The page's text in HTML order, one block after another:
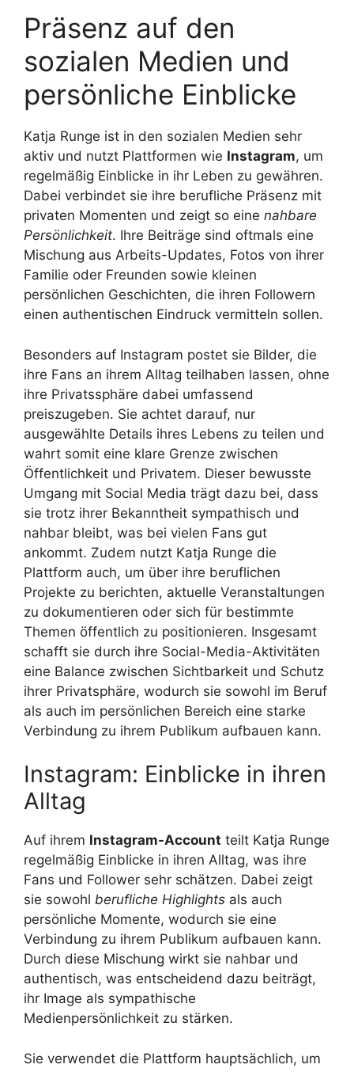
Präsenz auf den
sozialen Medien und
persönliche Einblicke
Katja Runge ist in den sozialen Medien sehr
aktiv und nutzt Plattformen wie Instagram, um
regelmäßig Einblicke in ihr Leben zu gewähren.
Dabei verbindet sie ihre berufliche Präsenz mit
privaten Momenten und zeigt so eine nahbare
Persönlichkeit. Ihre Beiträge sind oftmals eine
Mischung aus Arbeits-Updates, Fotos von ihrer
Familie oder Freunden sowie kleinen
persönlichen Geschichten, die ihren Followern
einen authentischen Eindruck vermitteln sollen.
Besonders auf Instagram postet sie Bilder, die
ihre Fans an ihrem Alltag teilhaben lassen, ohne
ihre Privatssphäre dabei umfassend
preiszugeben. Sie achtet darauf, nur
ausgewählte Details ihres Lebens zu teilen und
wahrt somit eine klare Grenze zwischen
Öffentlichkeit und Privatem. Dieser bewusste
Umgang mit Social Media trägt dazu bei, dass
sie trotz ihrer Bekanntheit sympathisch und
nahbar bleibt, was bei vielen Fans gut
ankommt. Zudem nutzt Katja Runge die
Plattform auch, um über ihre beruflichen
Projekte zu berichten, aktuelle Veranstaltungen
zu dokumentieren oder sich für bestimmte
Themen öffentlich zu positionieren. Insgesamt
schafft sie durch ihre Social-Media-Aktivitäten
eine Balance zwischen Sichtbarkeit und Schutz
ihrer Privatsphäre, wodurch sie sowohl im Beruf
als auch im persönlichen Bereich eine starke
Verbindung zu ihrem Publikum aufbauen kann.
Instagram: Einblicke in ihren
Alltag
Auf ihrem Instagram-Account teilt Katja Runge
regelmäßig Einblicke in ihren Alltag, was ihre
Fans und Follower sehr schätzen. Dabei zeigt
sie sowohl berufliche Highlights als auch
persönliche Momente, wodurch sie eine
Verbindung zu ihrem Publikum aufbauen kann.
Durch diese Mischung wirkt sie nahbar und
authentisch, was entscheidend dazu beiträgt,
ihr Image als sympathische
Medienpersönlichkeit zu stärken.
Sie verwendet die Plattform hauptsächlich, um